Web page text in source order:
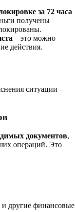
за 72 часа
получены
– это можно
действия.
ситуации –
документов,
операций. Это
другие финансовые